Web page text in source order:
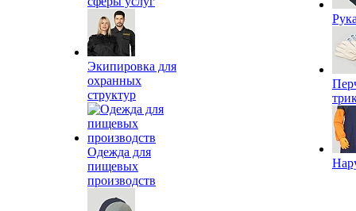
Экипировка для
охранных
структур
Одежда для
пищевых
производств